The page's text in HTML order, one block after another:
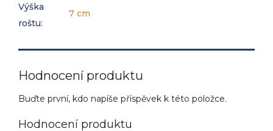
Výška
roštu:
7 cm
Hodnocení produktu
Buďte první, kdo napíše příspěvek k této položce.